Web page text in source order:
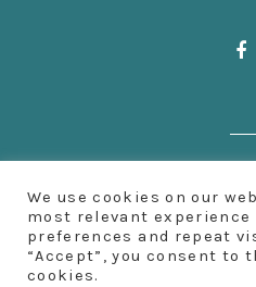
G
A
| 50931 Köln | Fon:
We use cookies on our
most relevant experience
preferences and repeat
“Accept”, you consent to
cookies.